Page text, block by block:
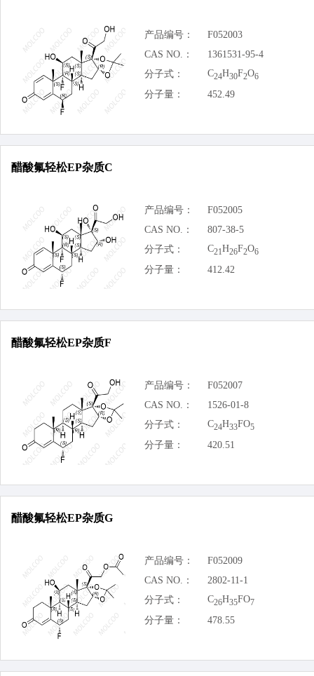
产品编号：
F052003
CAS NO.：
1361531-95-4
分子式：
C24H30F2O6
分子量： 452.49
醋酸氟轻松EP杂质C
产品编号：
F052005
CAS NO.：
807-38-5
分子式：
C21H26F2O6
分子量： 412.42
醋酸氟轻松EP杂质F
产品编号：
F052007
CAS NO.：
1526-01-8
分子式：
C24H33FO5
分子量： 420.51
醋酸氟轻松EP杂质G
产品编号：
F052009
CAS NO.：
2802-11-1
分子式：
C26H35FO7
分子量： 478.55